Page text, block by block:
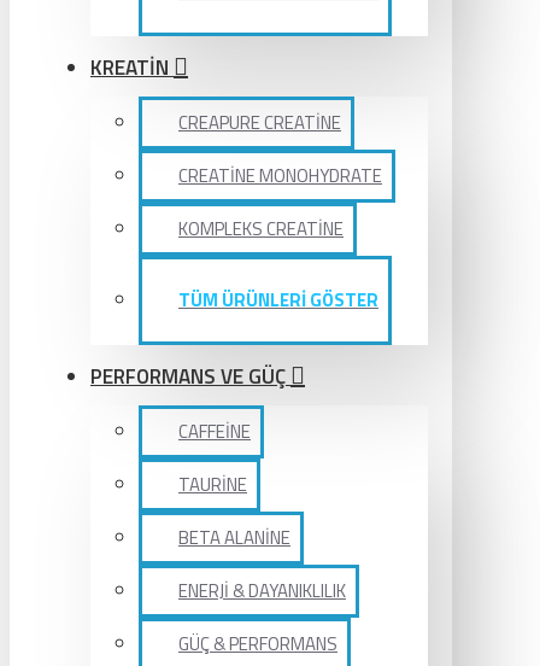
KREATİN
CREAPURE CREATİNE
CREATİNE MONOHYDRATE
KOMPLEKS CREATİNE
TÜM ÜRÜNLERİ GÖSTER
PERFORMANS VE GÜÇ
CAFFEİNE
TAURİNE
BETA ALANİNE
ENERJİ & DAYANIKLILIK
GÜÇ & PERFORMANS